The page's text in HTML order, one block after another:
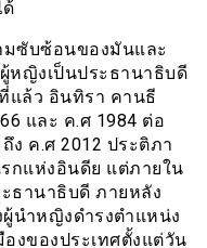
ด้
มซับซ้อนของมันและ
หญิงเป็นประธานาธิบดี
แล้ว อินทิรา คานธี
และ ค.ศ 1984 ต่อ
ง ค.ศ 2012 ประติภา
กแห่งอินดีย แต่ภายใน
ธานาธิบดี ภายหลัง
นำหญิงดำรงตำแหน่ง
งของประเทศตั้งแต่วัน